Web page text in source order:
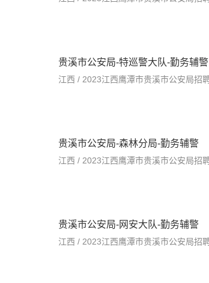
贵溪市公安局-特巡警大队-勤务辅警
江西 / 2023江西鹰潭市贵溪市公安局招
贵溪市公安局-森林分局-勤务辅警
江西 / 2023江西鹰潭市贵溪市公安局招
贵溪市公安局-网安大队-勤务辅警
江西 / 2023江西鹰潭市贵溪市公安局招